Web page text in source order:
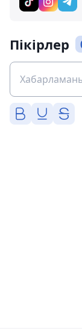
Пікірлер